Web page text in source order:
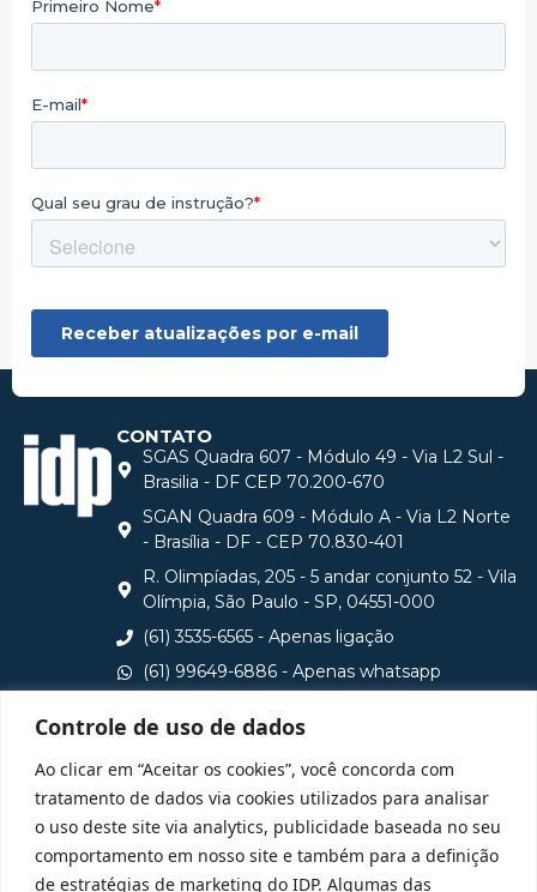
Controle de uso de dados
Ao clicar em “Aceitar os cookies”, você concorda com
tratamento de dados via cookies utilizados para analisar
o uso deste site via analytics, publicidade baseada no seu
comportamento em nosso site e também para a definição
de estratégias de marketing do IDP. Algumas das
CONTATO
SGAS Quadra 607 - Módulo 49 - Via L2 Sul -
Brasilia - DF CEP 70.200-670
SGAN Quadra 609 - Módulo A - Via L2 Norte
- Brasília - DF - CEP 70.830-401
R. Olimpíadas, 205 - 5 andar conjunto 52 - Vila
Olímpia, São Paulo - SP, 04551-000
(61) 3535-6565 - Apenas ligação
(61) 99649-6886 - Apenas whatsapp
Consulte aqui o cadastro da Instituição no Sistema e-
MEC